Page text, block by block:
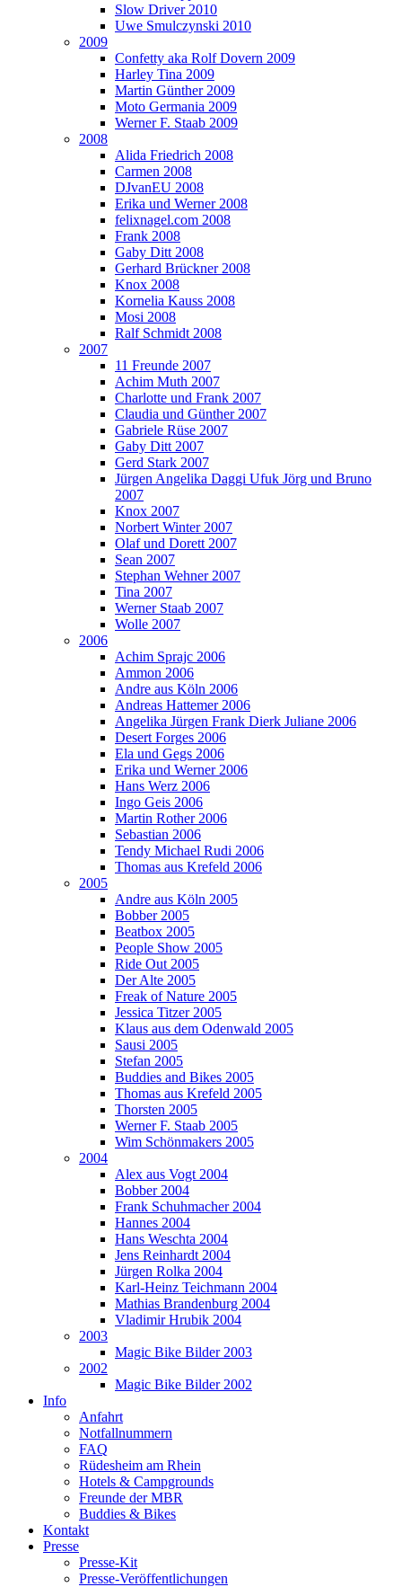
Slow Driver 2010
Uwe Smulczynski 2010
2009
Confetty aka Rolf Dovern 2009
Harley Tina 2009
Martin Günther 2009
Moto Germania 2009
Werner F. Staab 2009
2008
Alida Friedrich 2008
Carmen 2008
DJvanEU 2008
Erika und Werner 2008
felixnagel.com 2008
Frank 2008
Gaby Ditt 2008
Gerhard Brückner 2008
Knox 2008
Kornelia Kauss 2008
Mosi 2008
Ralf Schmidt 2008
2007
11 Freunde 2007
Achim Muth 2007
Charlotte und Frank 2007
Claudia und Günther 2007
Gabriele Rüse 2007
Gaby Ditt 2007
Gerd Stark 2007
Jürgen Angelika Daggi Ufuk Jörg und Bruno
2007
Knox 2007
Norbert Winter 2007
Olaf und Dorett 2007
Sean 2007
Stephan Wehner 2007
Tina 2007
Werner Staab 2007
Wolle 2007
2006
Achim Sprajc 2006
Ammon 2006
Andre aus Köln 2006
Andreas Hattemer 2006
Angelika Jürgen Frank Dierk Juliane 2006
Desert Forges 2006
Ela und Gegs 2006
Erika und Werner 2006
Hans Werz 2006
Ingo Geis 2006
Martin Rother 2006
Sebastian 2006
Tendy Michael Rudi 2006
Thomas aus Krefeld 2006
2005
Andre aus Köln 2005
Bobber 2005
Beatbox 2005
People Show 2005
Ride Out 2005
Der Alte 2005
Freak of Nature 2005
Jessica Titzer 2005
Klaus aus dem Odenwald 2005
Sausi 2005
Stefan 2005
Buddies and Bikes 2005
Thomas aus Krefeld 2005
Thorsten 2005
Werner F. Staab 2005
Wim Schönmakers 2005
2004
Alex aus Vogt 2004
Bobber 2004
Frank Schuhmacher 2004
Hannes 2004
Hans Weschta 2004
Jens Reinhardt 2004
Jürgen Rolka 2004
Karl-Heinz Teichmann 2004
Mathias Brandenburg 2004
Vladimir Hrubik 2004
2003
Magic Bike Bilder 2003
2002
Magic Bike Bilder 2002
Info
Anfahrt
Notfallnummern
FAQ
Rüdesheim am Rhein
Hotels & Campgrounds
Freunde der MBR
Buddies & Bikes
Kontakt
Presse
Presse-Kit
Presse-Veröffentlichungen